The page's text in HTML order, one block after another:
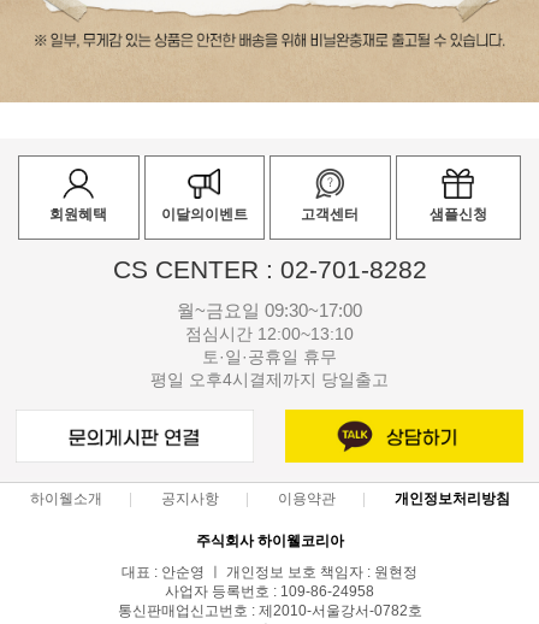
회원혜택 이달의이벤트 고객센터 샘플신청
CS CENTER : 02-701-8282
월~금요일 09:30~17:00
점심시간 12:00~13:10
토·일·공휴일 휴무
평일 오후4시결제까지 당일출고
하이웰소개 공지사항 이용약관 개인정보처리방침
주식회사 하이웰코리아
대표 : 안순영 ㅣ 개인정보 보호 책임자 : 원현정
사업자 등록번호 : 109-86-24958
통신판매업신고번호 : 제2010-서울강서-0782호